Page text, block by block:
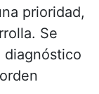
prioridad,
Se
diagnóstico